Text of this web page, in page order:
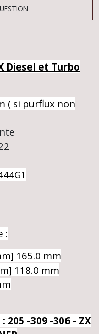
Diesel et Turbo
( si purflux non
:
165.0 mm
118.0 mm
205 -309 -306 - ZX